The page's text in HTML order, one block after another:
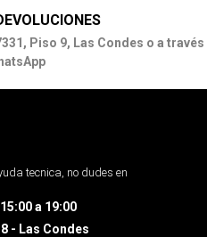
Piso 9, Las Condes o a través
tecnica, no dudes en
a 19:00
- Las Condes